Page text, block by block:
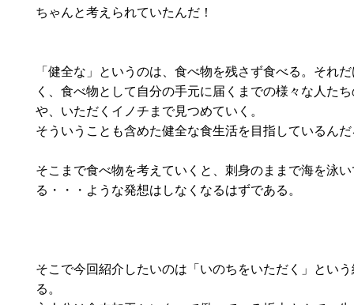
ちゃんと考えられていたんだ！
「健全な」というのは、食べ物を残さず食べる。それ
く、食べ物として自分の手元に届くまでの様々な人た
や、いただくイノチまで見つめていく。
そういうことも含めた健全な食生活を目指しているん
そこまで食べ物を考えていくと、刺身のままで海を泳
る・・・ような発想はしなくなるはずである。
そこで今回紹介したいのは「いのちをいただく」とい
る。